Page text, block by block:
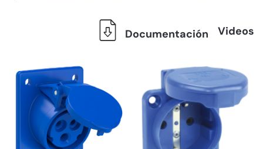
Documentación Videos